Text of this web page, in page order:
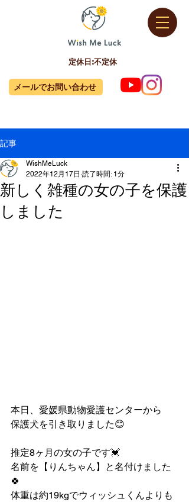
定休日:不定休
メールでお問い合わせ
記事
新しく雑種の女の子を保護
しました
WishMeLuck
2022年12月17日 読了時間: 1分
本日、愛媛県動物愛護センターから
保護犬を引き取りました😊
推定8ヶ月の女の子です💓
名前を【りんちゃん】と名付けました
🍀
体重は約19kgでウィッシュくんよりも